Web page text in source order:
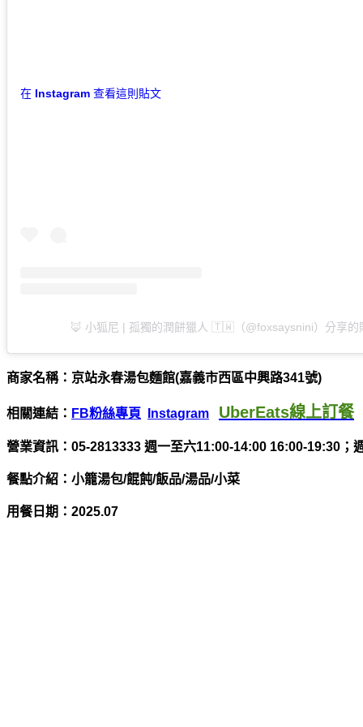
在 Instagram 查看這則貼文
🦊 小狐尼 | 孤獨的潤餅獵人 🇹🇼（@foxsaysnini）分享的
商家名稱：京站永春湯包麵館(嘉義市西區中興路341號)
相關連結： FB粉絲專頁 Instagram UberEats線上訂餐
營業資訊： 05-2813333 週一至六11:00-14:00 16:00-19:30；
餐點介紹：小籠湯包/餛飩/飯品/湯品/小菜
用餐日期：2025.07